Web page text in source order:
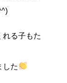
れる子もた
した